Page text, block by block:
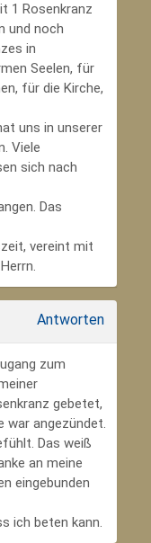
1 Rosenkranz
und noch
in
Seelen, für
für die Kirche,
uns in unserer
Viele
sich nach
Das
vereint mit
Antworten
zum
gebetet,
war angezündet.
Das weiß
an meine
eingebunden
ich beten kann.